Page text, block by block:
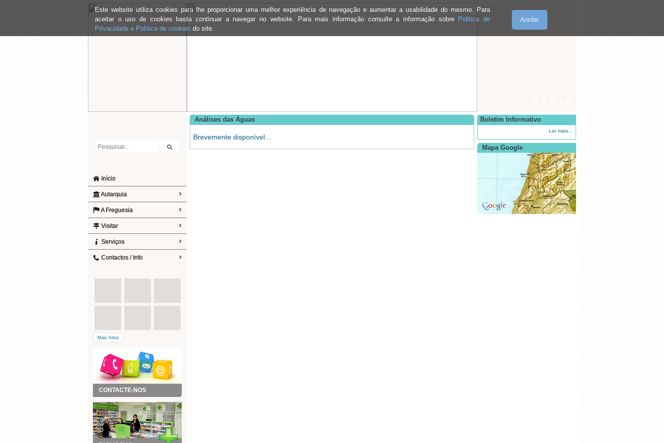
Este website utiliza cookies para lhe proporcionar uma melhor experiência de navegação e aumentar a usabilidade do mesmo. Para
aceitar o uso de cookies basta continuar a navegar no website. Para mais informação consulte a informação sobre Politica de
Privacidade e Política de cookies do site.
Aceitar
Início
Autarquia
A Freguesia
Visitar
Serviços
Contactos / Info
Mais fotos
CONTACTE-NOS
Análises das Águas
Brevemente disponível...
Boletim Informativo
Ler mais...
Mapa Google